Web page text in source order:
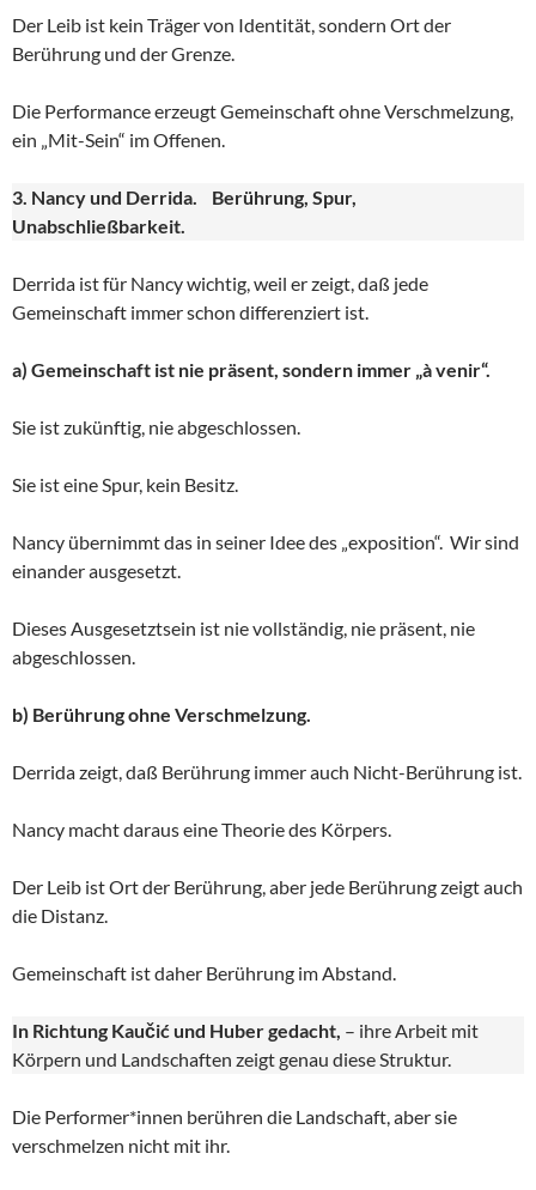
Der Leib ist kein Träger von Identität, sondern Ort der
Berührung und der Grenze.
Die Performance erzeugt Gemeinschaft ohne Verschmelzung,
ein „Mit-Sein“ im Offenen.
3. Nancy und Derrida. Berührung, Spur,
Unabschließbarkeit.
Derrida ist für Nancy wichtig, weil er zeigt, daß jede
Gemeinschaft immer schon differenziert ist.
a) Gemeinschaft ist nie präsent, sondern immer „à venir“.
Sie ist zukünftig, nie abgeschlossen.
Sie ist eine Spur, kein Besitz.
Nancy übernimmt das in seiner Idee des „exposition“. Wir sind
einander ausgesetzt.
Dieses Ausgesetztsein ist nie vollständig, nie präsent, nie
abgeschlossen.
b) Berührung ohne Verschmelzung.
Derrida zeigt, daß Berührung immer auch Nicht-Berührung ist.
Nancy macht daraus eine Theorie des Körpers.
Der Leib ist Ort der Berührung, aber jede Berührung zeigt auch
die Distanz.
Gemeinschaft ist daher Berührung im Abstand.
In Richtung Kaučić und Huber gedacht, – ihre Arbeit mit
Körpern und Landschaften zeigt genau diese Struktur.
Die Performer*innen berühren die Landschaft, aber sie
verschmelzen nicht mit ihr.